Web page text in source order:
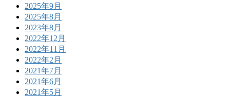
2025年9月
2025年8月
2023年8月
2022年12月
2022年11月
2022年2月
2021年7月
2021年6月
2021年5月